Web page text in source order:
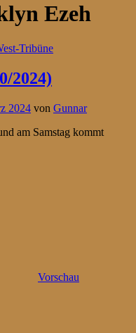
Ezeh
2024)
2024 von Gunnar
am Samstag kommt
Vorschau